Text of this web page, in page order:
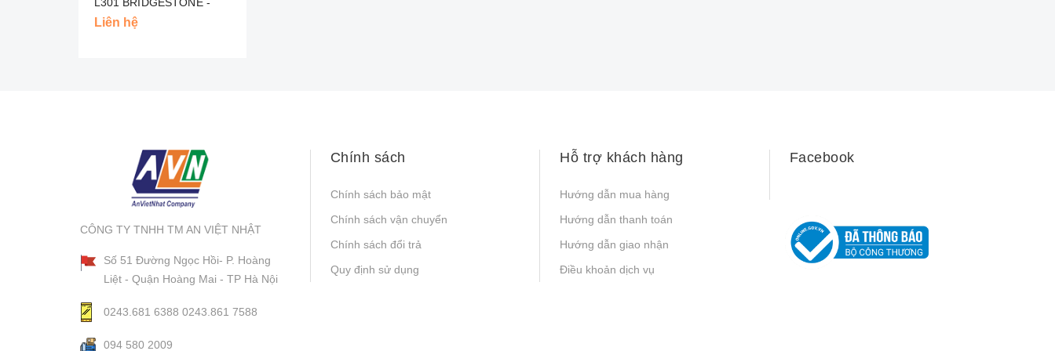
NHẬT
Liên hệ
CÔNG TY TNHH TM AN VIỆT NHẬT
Số 51 Đường Ngọc Hồi- P. Hoàng
Liệt - Quận Hoàng Mai - TP Hà Nội
0243.681 6388 0243.861 7588
094 580 2009
Chính sách
Chính sách bảo mật
Chính sách vận chuyển
Chính sách đổi trả
Quy định sử dụng
Hỗ trợ khách hàng
Hướng dẫn mua hàng
Hướng dẫn thanh toán
Hướng dẫn giao nhận
Điều khoản dịch vụ
Facebook